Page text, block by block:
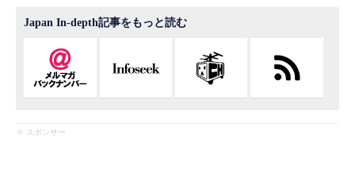
Japan In-depth記事をもっと読む
※ スポンサー